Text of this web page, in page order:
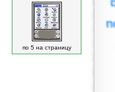
по 5 на страницу